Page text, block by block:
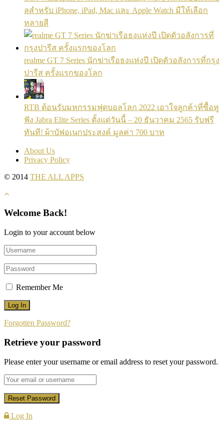
ลสำหรับ iPhone, iPad, Mac และ Apple Watch มีให้เลือก
หลายสี
realme GT 7 Series นักฆ่าเรือธงแห่งปี เปิดตัวอลังการที่กรุง
ปารีส ครั้งแรกของโลก
RTB ต้อนรับมหกรรมฟุตบอลโลก 2022 เอาใจลูกค้าที่ซื้อหู
ฟัง Jabra Elite Series ตั้งแต่วันนี้ – 20 ธันวาคม 2565 รับฟรี
ทันที! ผ้าบัฟอเนกประสงค์ มูลค่า 700 บาท
About Us
Privacy Policy
© 2014 THE ALL APPS
Welcome Back!
Login to your account below
Remember Me
Forgotten Password?
Retrieve your password
Please enter your username or email address to reset your password.
Log In